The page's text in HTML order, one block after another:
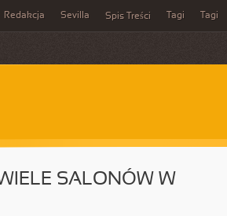
Redakcja Sevilla Spis Treści Tagi Tagi
SALONÓW W